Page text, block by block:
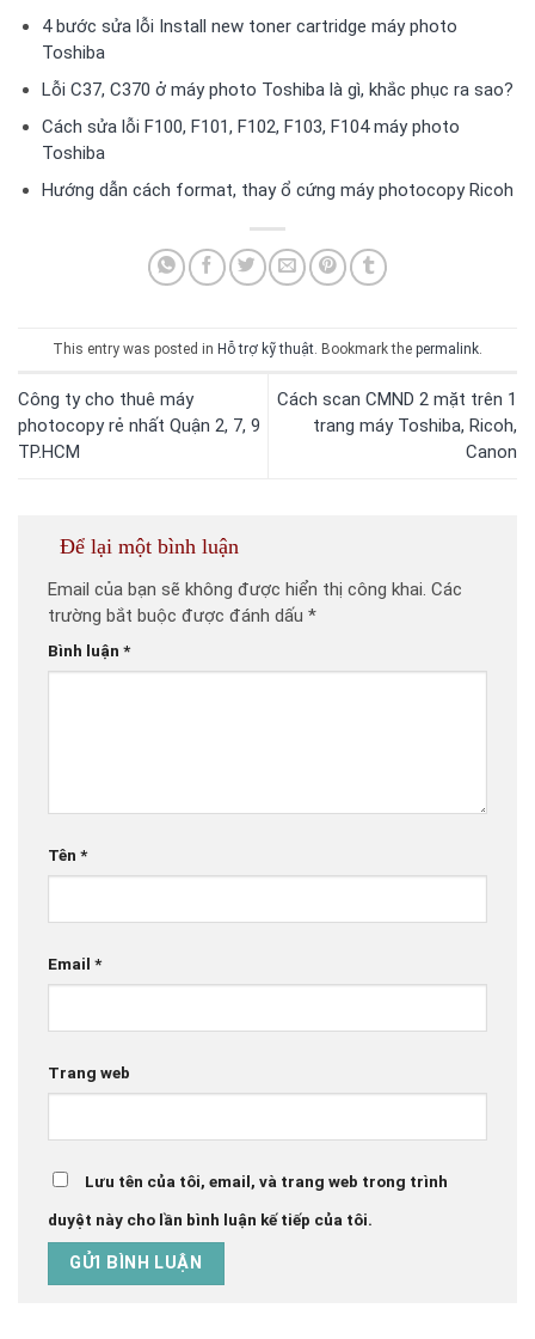
4 bước sửa lỗi Install new toner cartridge máy photo
Toshiba
Lỗi C37, C370 ở máy photo Toshiba là gì, khắc phục ra sao?
Cách sửa lỗi F100, F101, F102, F103, F104 máy photo
Toshiba
Hướng dẫn cách format, thay ổ cứng máy photocopy Ricoh
This entry was posted in Hỗ trợ kỹ thuật . Bookmark the permalink
Công ty cho thuê máy
photocopy rẻ nhất Quận 2, 7, 9
TP.HCM
Cách scan CMND 2 mặt trên 1
trang máy Toshiba, Ricoh,
Canon
Để lại một bình luận
Email của bạn sẽ không được hiển thị công khai. Các
trường bắt buộc được đánh dấu *
Bình luận *
Tên *
Email *
Trang web
Lưu tên của tôi, email, và trang web trong trình
duyệt này cho lần bình luận kế tiếp của tôi.